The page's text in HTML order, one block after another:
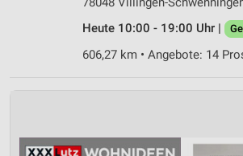
Heute 10:00 - 19:00 Uhr |
606,27 km • Angebote: 14